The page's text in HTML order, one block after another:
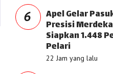
6 Apel Gelar
Presisi
Siapkan 1.448
Pelari
22 Jam yang lalu